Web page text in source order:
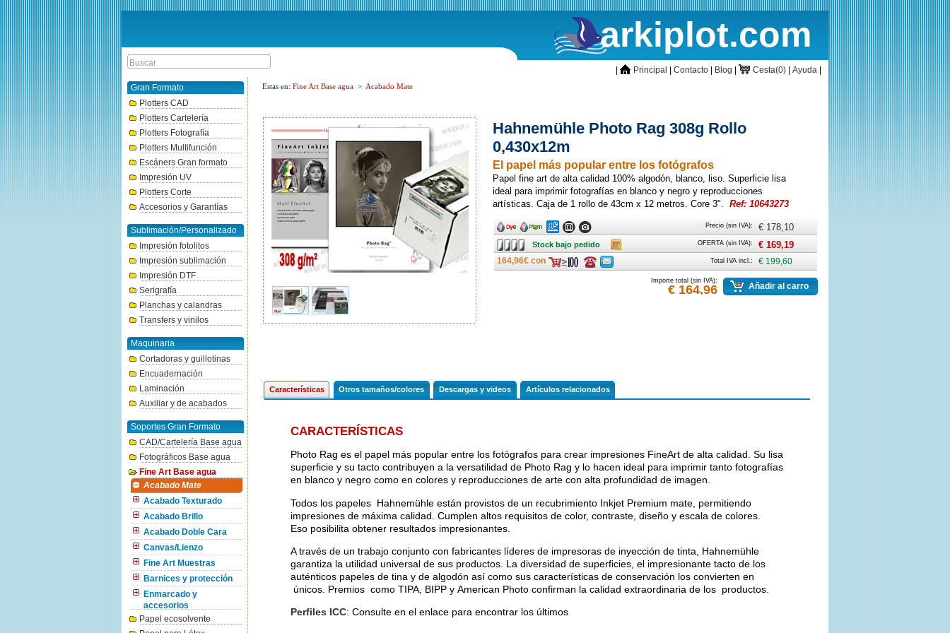
arkiplot.com
inicioPrincipal Contacto Blog CestaCesta(0) Ayuda
Gran Formato
Plotters CAD
Plotters Cartelería
Plotters Fotografía
Plotters Multifunción
Escáners Gran formato
Impresión UV
Plotters Corte
Accesorios y Garantías
Sublimación/Personalizado
Impresión fotolitos
Impresión sublimación
Impresión DTF
Serigrafía
Planchas y calandras
Transfers y vinilos
Maquinaria
Cortadoras y guillotinas
Encuadernación
Laminación
Auxiliar y de acabados
Soportes Gran Formato
CAD/Cartelería Base agua
Fotográficos Base agua
Fine Art Base agua
Acabado Mate
Acabado Texturado
Acabado Brillo
Acabado Doble Cara
Canvas/Lienzo
Fine Art Muestras
Barnices y protección
Enmarcado y
accesorios
Papel ecosolvente
Estas en: Fine Art Base agua > Acabado Mate
Hahnemühle Photo Rag 308g Rollo
0,430x12m
El papel más popular entre los fotógrafos
Papel fine art de alta calidad 100% algodón, blanco, liso. Superficie lisa
ideal para imprimir fotografías en blanco y negro y reproducciones
artísticas. Caja de 1 rollo de 43cm x 12 metros. Core 3". Ref: 10643273
Ancho Ancho AnchoAnchoAncho Precio (sin IVA): € 178,10
Stock
bajo
pedido
Stock bajo pedido Caja OFERTA (sin IVA): € 169,19
164,96€ con
Consulte
ofertas
Consulte
ofertas
Total IVA incl.: € 199,60
Importe total (sin IVA):
€ 164,96 Añadir al carro
Características Otros tamaños/colores Descargas y videos Artículos relacionados
CARACTERÍSTICAS
Photo Rag es el papel más popular entre los fotógrafos para crear impresiones FineArt de alta calidad. Su lisa
superficie y su tacto contribuyen a la versatilidad de Photo Rag y lo hacen ideal para imprimir tanto fotografías
en blanco y negro como en colores y reproducciones de arte con alta profundidad de imagen.
Todos los papeles Hahnemühle están provistos de un recubrimiento Inkjet Premium mate, permitiendo
impresiones de máxima calidad. Cumplen altos requisitos de color, contraste, diseño y escala de colores.
Eso posibilita obtener resultados impresionantes.
A través de un trabajo conjunto con fabricantes líderes de impresoras de inyección de tinta, Hahnemühle
garantiza la utilidad universal de sus productos. La diversidad de superficies, el impresionante tacto de los
auténticos papeles de tina y de algodón así como sus características de conservación los convierten en
únicos. Premios como TIPA, BIPP y American Photo confirman la calidad extraordinaria de los productos.
Perfiles ICC: Consulte en el enlace para encontrar los últimos